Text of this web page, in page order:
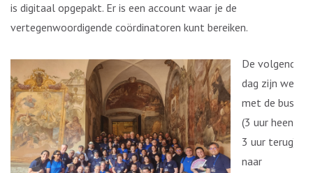
is digitaal opgepakt. Er is een account waar je de
vertegenwoordigende coördinatoren kunt bereiken.
De volgende
dag zijn we
met de bus
(3 uur heen,
3 uur terug)
naar